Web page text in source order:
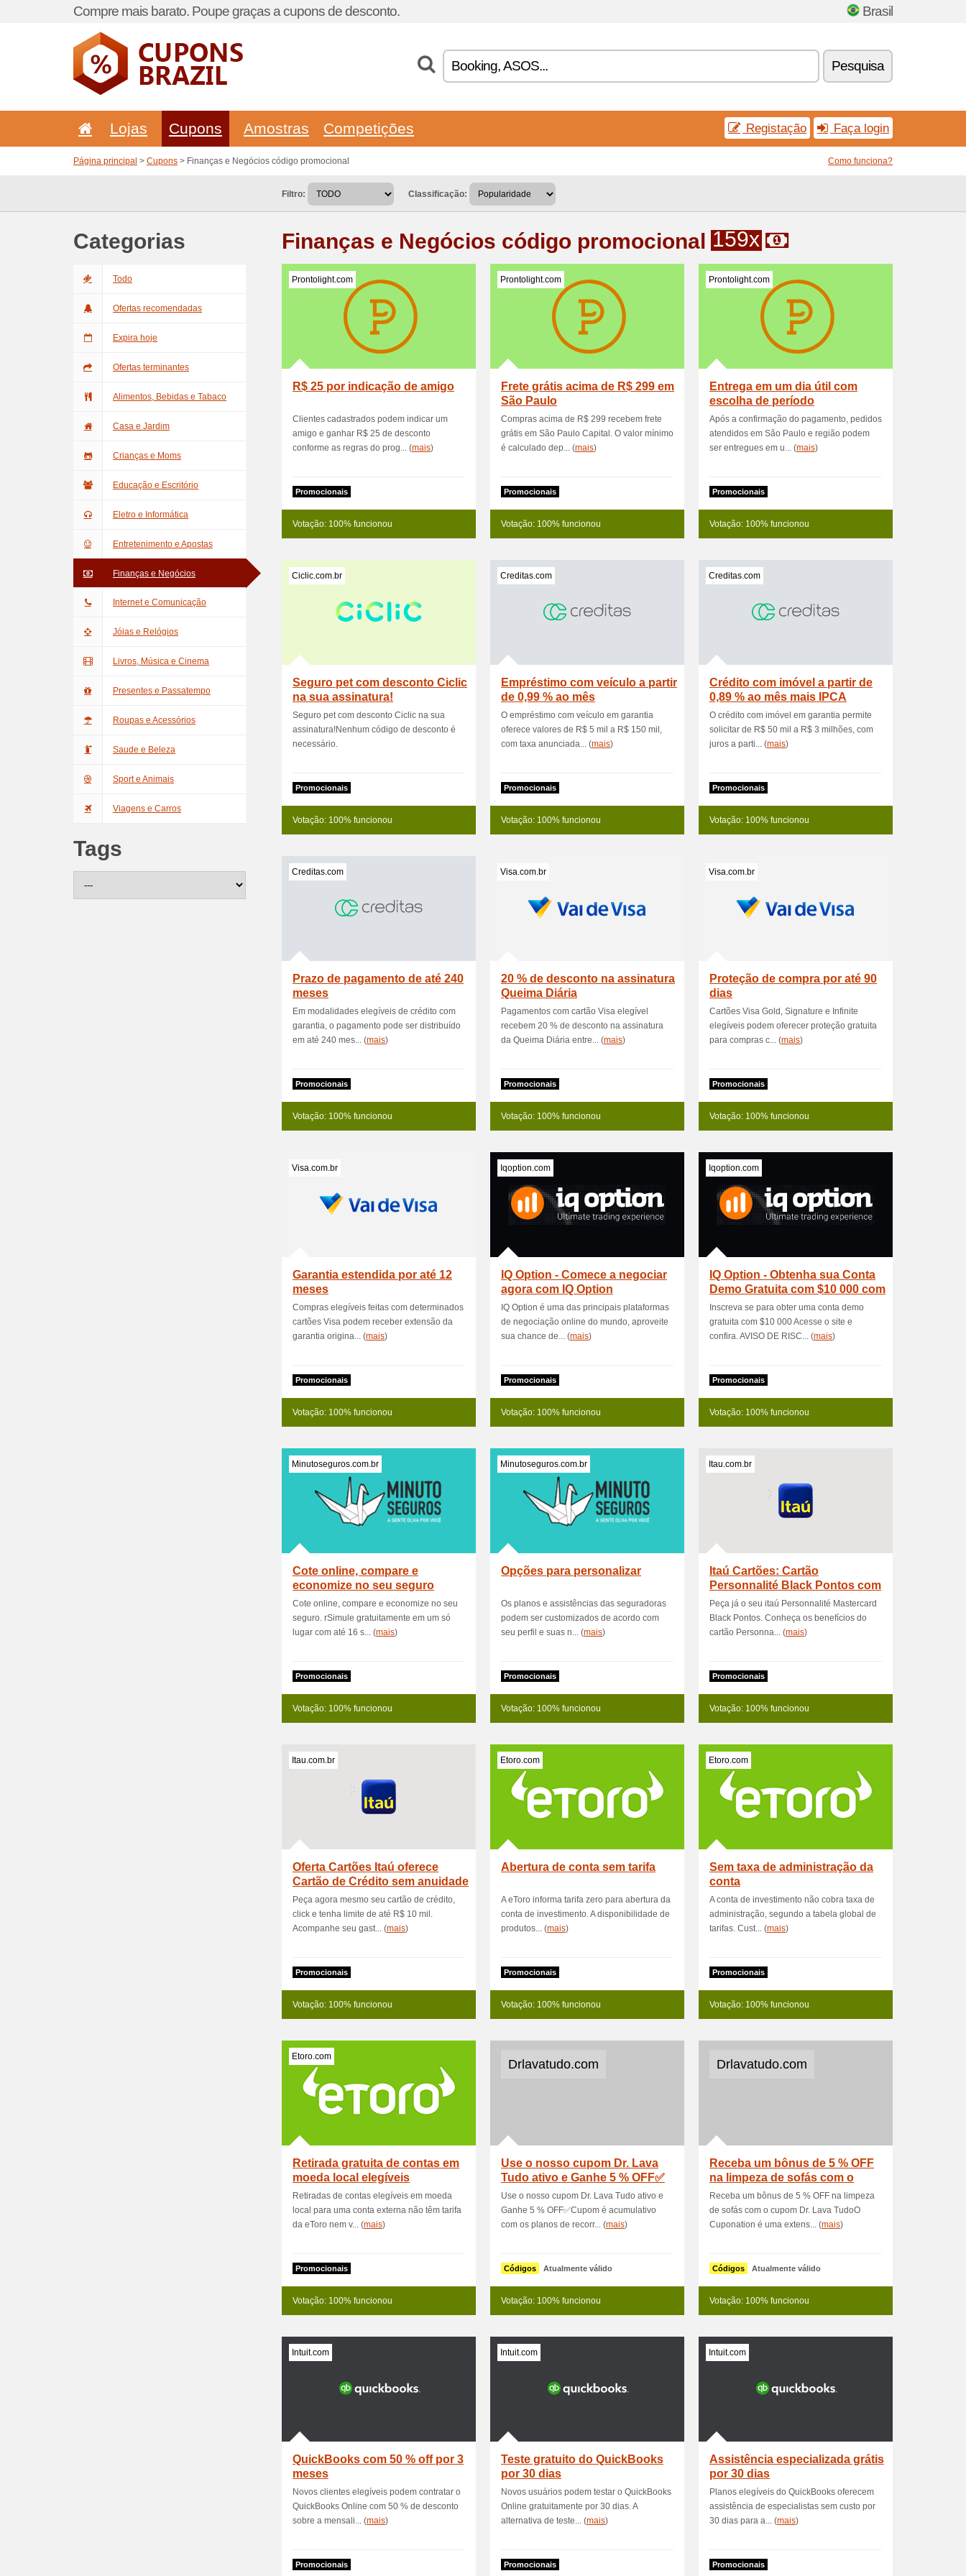
Compre mais barato. Poupe graças a cupons de desconto. Brasil
Pesquisa
Lojas Cupons Amostras Competições Registação Faça login
Página principal > Cupons > Finanças e Negócios código promocional Como funciona?
Filtro: Classificação:
Categorias
Todo
Ofertas recomendadas
Expira hoje
Ofertas terminantes
Alimentos, Bebidas e Tabaco
Casa e Jardim
Crianças e Moms
Educação e Escritório
Eletro e Informática
Entretenimento e Apostas
Finanças e Negócios
Internet e Comunicação
Jóias e Relógios
Livros, Música e Cinema
Presentes e Passatempo
Roupas e Acessórios
Saude e Beleza
Sport e Animais
Viagens e Carros
Tags
Finanças e Negócios código promocional 159x
Prontolight.com
R$ 25 por indicação de amigo
Clientes cadastrados podem indicar um
amigo e ganhar R$ 25 de desconto
conforme as regras do prog... (mais)
Promocionais
Votação: 100% funcionou
Prontolight.com
Frete grátis acima de R$ 299 em
São Paulo
Compras acima de R$ 299 recebem frete
grátis em São Paulo Capital. O valor mínimo
é calculado dep... (mais)
Promocionais
Votação: 100% funcionou
Prontolight.com
Entrega em um dia útil com
escolha de período
Após a confirmação do pagamento, pedidos
atendidos em São Paulo e região podem
ser entregues em u... (mais)
Promocionais
Votação: 100% funcionou
Ciclic.com.br
Seguro pet com desconto Ciclic
na sua assinatura!
Seguro pet com desconto Ciclic na sua
assinatura!Nenhum código de desconto é
necessário.
Promocionais
Votação: 100% funcionou
Creditas.com
Empréstimo com veículo a partir
de 0,99 % ao mês
O empréstimo com veículo em garantia
oferece valores de R$ 5 mil a R$ 150 mil,
com taxa anunciada... (mais)
Promocionais
Votação: 100% funcionou
Creditas.com
Crédito com imóvel a partir de
0,89 % ao mês mais IPCA
O crédito com imóvel em garantia permite
solicitar de R$ 50 mil a R$ 3 milhões, com
juros a parti... (mais)
Promocionais
Votação: 100% funcionou
Creditas.com
Prazo de pagamento de até 240
meses
Em modalidades elegíveis de crédito com
garantia, o pagamento pode ser distribuído
em até 240 mes... (mais)
Promocionais
Votação: 100% funcionou
Visa.com.br
20 % de desconto na assinatura
Queima Diária
Pagamentos com cartão Visa elegível
recebem 20 % de desconto na assinatura
da Queima Diária entre... (mais)
Promocionais
Votação: 100% funcionou
Visa.com.br
Proteção de compra por até 90
dias
Cartões Visa Gold, Signature e Infinite
elegíveis podem oferecer proteção gratuita
para compras c... (mais)
Promocionais
Votação: 100% funcionou
Visa.com.br
Garantia estendida por até 12
meses
Compras elegíveis feitas com determinados
cartões Visa podem receber extensão da
garantia origina... (mais)
Promocionais
Votação: 100% funcionou
Iqoption.com
IQ Option - Comece a negociar
agora com IQ Option
IQ Option é uma das principais plataformas
de negociação online do mundo, aproveite
sua chance de... (mais)
Promocionais
Votação: 100% funcionou
Iqoption.com
IQ Option - Obtenha sua Conta
Demo Gratuita com $10 000 com
Inscreva se para obter uma conta demo
gratuita com $10 000 Acesse o site e
confira. AVISO DE RISC... (mais)
Promocionais
Votação: 100% funcionou
Minutoseguros.com.br
Cote online, compare e
economize no seu seguro
Cote online, compare e economize no seu
seguro. rSimule gratuitamente em um só
lugar com até 16 s... (mais)
Promocionais
Votação: 100% funcionou
Minutoseguros.com.br
Opções para personalizar
Os planos e assistências das seguradoras
podem ser customizados de acordo com
seu perfil e suas n... (mais)
Promocionais
Votação: 100% funcionou
Itau.com.br
Itaú Cartões: Cartão
Personnalité Black Pontos com
ótimos b
Peça já o seu itaú Personnalité Mastercard
Black Pontos. Conheça os benefícios do
cartão Personna... (mais)
Promocionais
Votação: 100% funcionou
Itau.com.br
Oferta Cartões Itaú oferece
Cartão de Crédito sem anuidade
Peça agora mesmo seu cartão de crédito,
click e tenha limite de até R$ 10 mil.
Acompanhe seu gast... (mais)
Promocionais
Votação: 100% funcionou
Etoro.com
Abertura de conta sem tarifa
A eToro informa tarifa zero para abertura da
conta de investimento. A disponibilidade de
produtos... (mais)
Promocionais
Votação: 100% funcionou
Etoro.com
Sem taxa de administração da
conta
A conta de investimento não cobra taxa de
administração, segundo a tabela global de
tarifas. Cust... (mais)
Promocionais
Votação: 100% funcionou
Etoro.com
Retirada gratuita de contas em
moeda local elegíveis
Retiradas de contas elegíveis em moeda
local para uma conta externa não têm tarifa
da eToro nem v... (mais)
Promocionais
Votação: 100% funcionou
Drlavatudo.com
Use o nosso cupom Dr. Lava
Tudo ativo e Ganhe 5 % OFF✅
Use o nosso cupom Dr. Lava Tudo ativo e
Ganhe 5 % OFF✅Cupom é acumulativo
com os planos de recorr... (mais)
Códigos Atualmente válido
Votação: 100% funcionou
Drlavatudo.com
Receba um bônus de 5 % OFF
na limpeza de sofás com o
cupom Dr
Receba um bônus de 5 % OFF na limpeza
de sofás com o cupom Dr. Lava TudoO
Cuponation é uma extens... (mais)
Códigos Atualmente válido
Votação: 100% funcionou
Intuit.com
QuickBooks com 50 % off por 3
meses
Novos clientes elegíveis podem contratar o
QuickBooks Online com 50 % de desconto
sobre a mensali... (mais)
Promocionais
Intuit.com
Teste gratuito do QuickBooks
por 30 dias
Novos usuários podem testar o QuickBooks
Online gratuitamente por 30 dias. A
alternativa de teste... (mais)
Promocionais
Intuit.com
Assistência especializada grátis
por 30 dias
Planos elegíveis do QuickBooks oferecem
assistência de especialistas sem custo por
30 dias para a... (mais)
Promocionais